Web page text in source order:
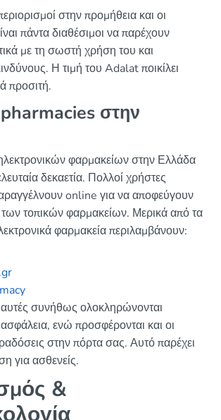
στην προμήθεια και οι
πάντα διαθέσιμοι να παρέχουν
με τη σωστή χρήση του και
Η τιμή του Adalat ποικίλει
προσιτή.
στην
φαρμακείων στην Ελλάδα
δεκαετία. Πολλοί χρήστες
online για να αποφεύγουν
των τοπικών φαρμακείων. Μερικά από τα
φαρμακεία περιλαμβάνουν:
αυτές συνήθως ολοκληρώνονται
ενώ προσφέρονται και οι
στην πόρτα σας. Αυτό παρέχει
για ασθενείς.
&